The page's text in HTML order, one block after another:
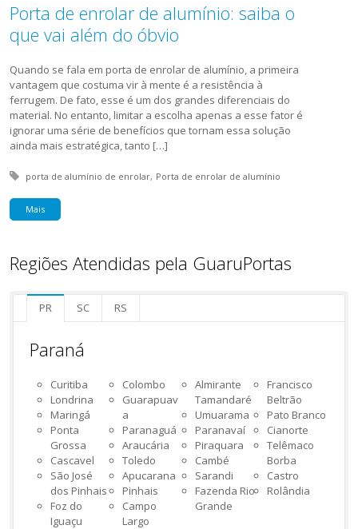
Porta de enrolar de alumínio: saiba o
que vai além do óbvio
Quando se fala em porta de enrolar de alumínio, a primeira
vantagem que costuma vir à mente é a resistência à
ferrugem. De fato, esse é um dos grandes diferenciais do
material. No entanto, limitar a escolha apenas a esse fator é
ignorar uma série de benefícios que tornam essa solução
ainda mais estratégica, tanto […]
Tagged with:
porta de alumínio de enrolar Porta de enrolar de alumínio
Mais
Regiões Atendidas pela GuaruPortas
PR SC RS
Paraná
Curitiba
Londrina
Maringá
Ponta
Grossa
Cascavel
São José
dos Pinhais
Foz do
Iguaçu
Colombo
Guarapuav
a
Paranaguá
Araucária
Toledo
Apucarana
Pinhais
Campo
Largo
Almirante
Tamandaré
Umuarama
Paranavaí
Piraquara
Cambé
Sarandi
Fazenda Rio
Grande
Francisco
Beltrão
Pato Branco
Cianorte
Telêmaco
Borba
Castro
Rolândia